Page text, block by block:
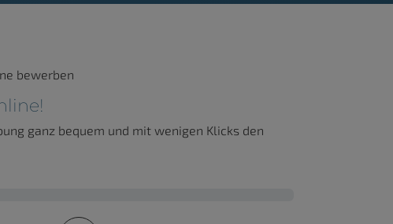
bewerben
ganz bequem und mit wenigen Klicks den